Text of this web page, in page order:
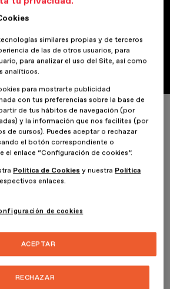
espacios con
oficiales de
ESDESIGN refuerza la formación en diseño
académica y la conexión con el
certificarse en Autodesk, un
para el diseño y la arquitectura.
de Diseño de Interiores, Decoración
similares propias y de terceros
de las de otros usuarios, para
para analizar el uso del Site, así como
analíticos.
para mostrarte publicidad
con tus preferencias sobre la base de
de tus hábitos de navegación (por
y la información que nos facilites (por
de cursos). Puedes aceptar o rechazar
el botón correspondiente o
el enlace “Configuración de cookies”.
Política de Cookies y nuestra Política
enlaces.
de cookies
RECHAZAR
ACEPTAR